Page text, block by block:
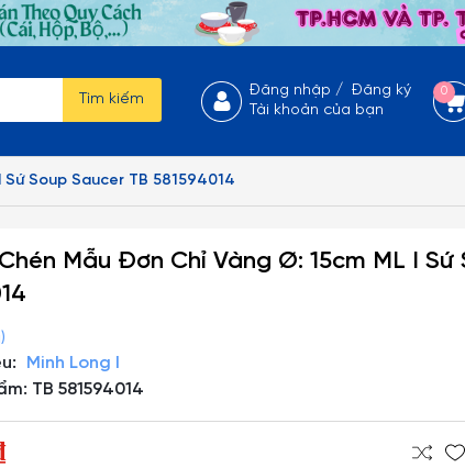
Tìm kiếm
Đăng nhập /Đăng ký
Tài khoản của bạn
0
Soup Saucer TB 581594014
Mẫu Đơn Chỉ Vàng Ø: 15cm ML I Sứ
Minh Long I
TB 581594014